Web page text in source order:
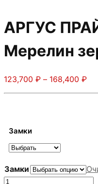
АРГУС
Мерелин
123,700 ₽ – 168,400 ₽
Замки
Замки
Количество